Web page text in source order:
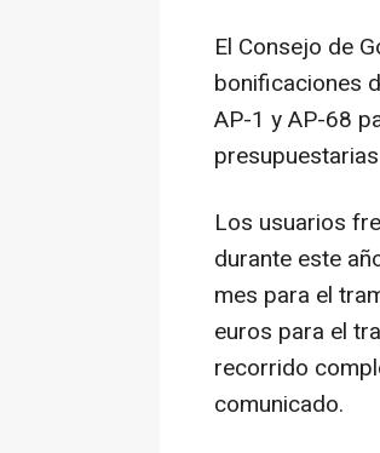
El Consejo de
bonificaciones
AP-1 y AP-68
Los usuarios
durante este
mes para el
euros para el
recorrido
comunicado.